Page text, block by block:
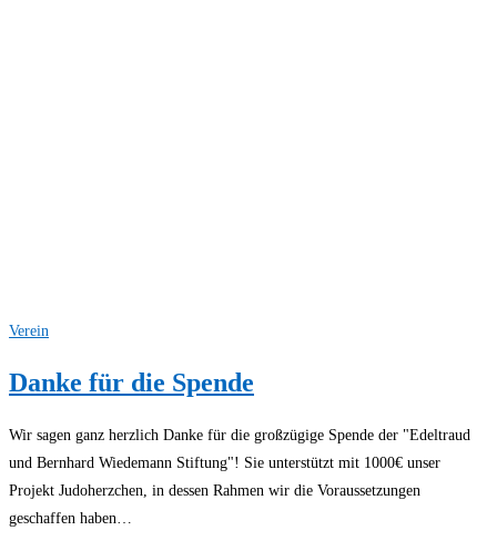
Verein
Danke für die Spende
Wir sagen ganz herzlich Danke für die großzügige Spende der "Edeltraud
und Bernhard Wiedemann Stiftung"! Sie unterstützt mit 1000€ unser
Projekt Judoherzchen, in dessen Rahmen wir die Voraussetzungen
geschaffen haben…